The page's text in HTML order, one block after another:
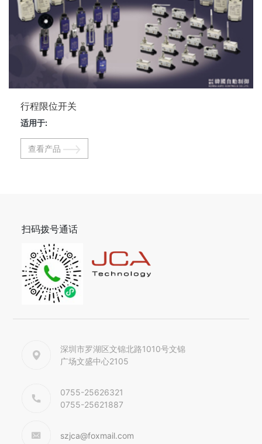
行程限位开关
适用于:
查看产品
扫码拨号通话
深圳市罗湖区文锦北路1010号文锦
广场文盛中心2105
0755-25626321
0755-25621887
szjca@foxmail.com